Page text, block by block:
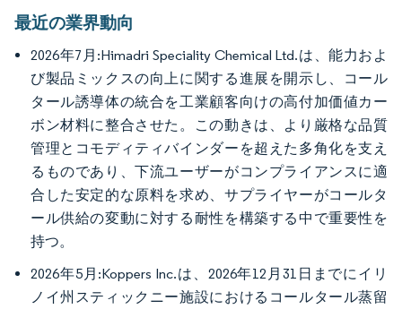
最近の業界動向
2026年7月:Himadri Speciality Chemical Ltd.は、能力およ
び製品ミックスの向上に関する進展を開示し、コール
タール誘導体の統合を工業顧客向けの高付加価値カー
ボン材料に整合させた。この動きは、より厳格な品質
管理とコモディティバインダーを超えた多角化を支え
るものであり、下流ユーザーがコンプライアンスに適
合した安定的な原料を求め、サプライヤーがコールタ
ール供給の変動に対する耐性を構築する中で重要性を
持つ。
2026年5月:Koppers Inc.は、2026年12月31日までにイリ
ノイ州スティックニー施設におけるコールタール蒸留